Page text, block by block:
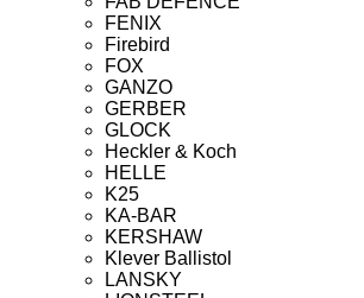
FENIX
Firebird
FOX
GANZO
GERBER
GLOCK
Heckler & Koch
HELLE
K25
KA-BAR
KERSHAW
Klever Ballistol
LANSKY